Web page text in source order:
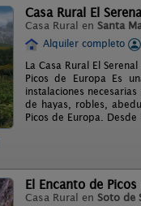
Casa Rural El
Casa Rural en Santa
Alquiler completo
La Casa Rural El
Picos de Europa Es
instalaciones
de hayas, robles,
Picos de Europa.
El Encanto de Picos
Casa Rural en Soto de